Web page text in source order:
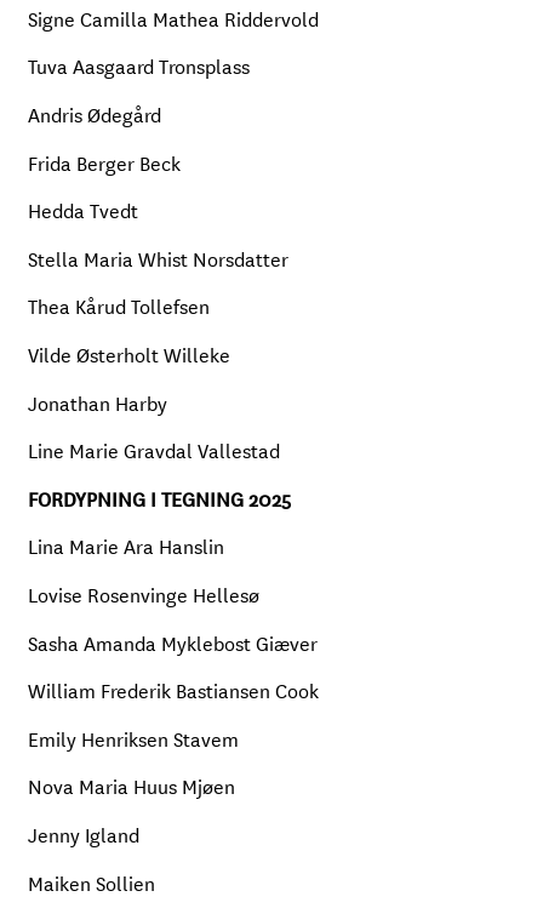
Signe Camilla Mathea Riddervold
Tuva Aasgaard Tronsplass
Andris Ødegård
Frida Berger Beck
Hedda Tvedt
Stella Maria Whist Norsdatter
Thea Kårud Tollefsen
Vilde Østerholt Willeke
Jonathan Harby
Line Marie Gravdal Vallestad
FORDYPNING I TEGNING 2025
Lina Marie Ara Hanslin
Lovise Rosenvinge Hellesø
Sasha Amanda Myklebost Giæver
William Frederik Bastiansen Cook
Emily Henriksen Stavem
Nova Maria Huus Mjøen
Jenny Igland
Maiken Sollien